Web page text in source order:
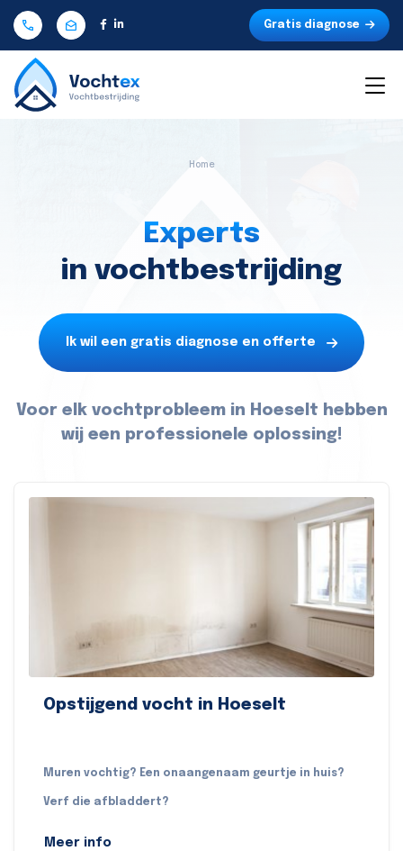
Gratis diagnose
Home
Experts
in vochtbestrijding
Ik wil een gratis diagnose en offerte
Voor elk vochtprobleem in Hoeselt hebben
wij een professionele oplossing!
Opstijgend vocht in Hoeselt
Muren vochtig? Een onaangenaam geurtje in huis?
Verf die afbladdert?
Meer info